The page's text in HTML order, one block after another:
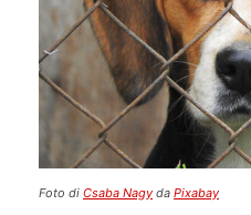
Foto di Csaba Nagy da Pixabay